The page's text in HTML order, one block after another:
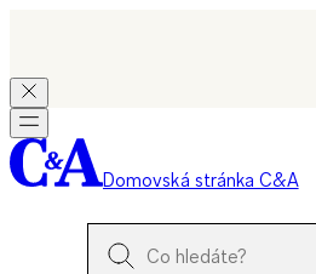
Domovská stránka C&A